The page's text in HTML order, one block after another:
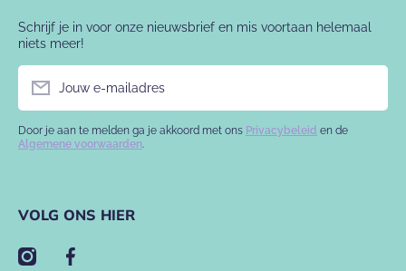
Schrijf je in voor onze nieuwsbrief en mis voortaan helemaal
niets meer!
Jouw e-mailadres
Door je aan te melden ga je akkoord met ons Privacybeleid en de
Algemene voorwaarden.
VOLG ONS HIER
instagramcom/babyslofje/
facebookcom/babyslofje